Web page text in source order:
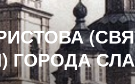
ГОРОДА